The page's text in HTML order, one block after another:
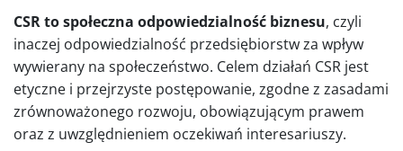
CSR to społeczna odpowiedzialność biznesu, czyli
inaczej odpowiedzialność przedsiębiorstw za wpływ
wywierany na społeczeństwo. Celem działań CSR jest
etyczne i przejrzyste postępowanie, zgodne z zasadami
zrównoważonego rozwoju, obowiązującym prawem
oraz z uwzględnieniem oczekiwań interesariuszy.